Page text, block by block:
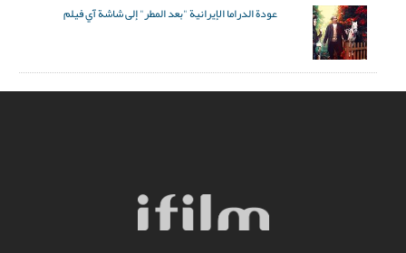
عودة الدراما الإيرانية "بعد المطر" إلى شاشة آي فيلم